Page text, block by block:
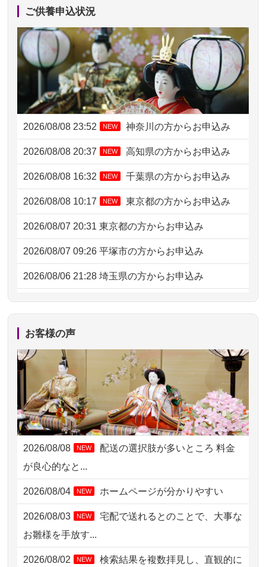
ご供養申込状況
2026/08/08 23:52 NEW 神奈川の方からお申込み
2026/08/08 20:37 NEW 高知県の方からお申込み
2026/08/08 16:32 NEW 千葉県の方からお申込み
2026/08/08 10:17 NEW 東京都の方からお申込み
2026/08/07 20:31 東京都の方からお申込み
2026/08/07 09:26 平塚市の方からお申込み
2026/08/06 21:28 埼玉県の方からお申込み
2026/08/06 17:56 藤沢市の方からお申込み
2026/08/06 10:06
2026/08/06 09:17 三重県の方からお申込み
2026/08/06 06:48 横浜市の方からお申込み
2026/08/05 15:07 東京都の方からお申込み
2026/08/05 11:33 神奈川の方からお申込み
2026/08/04 17:34 西亀有の方からお申込み
2026/08/03 21:17 愛知県の方からお申込み
お客様の声
2026/08/08 NEW
配送の選択肢が多いところ 料金
が良心的なと...
2026/08/04 NEW ホームページが分かりやすい
2026/08/03 NEW
宅配で送れるとのことで、大事な
お雛様を手放す...
2026/08/02 NEW
検索結果を複数拝見し、直観的に